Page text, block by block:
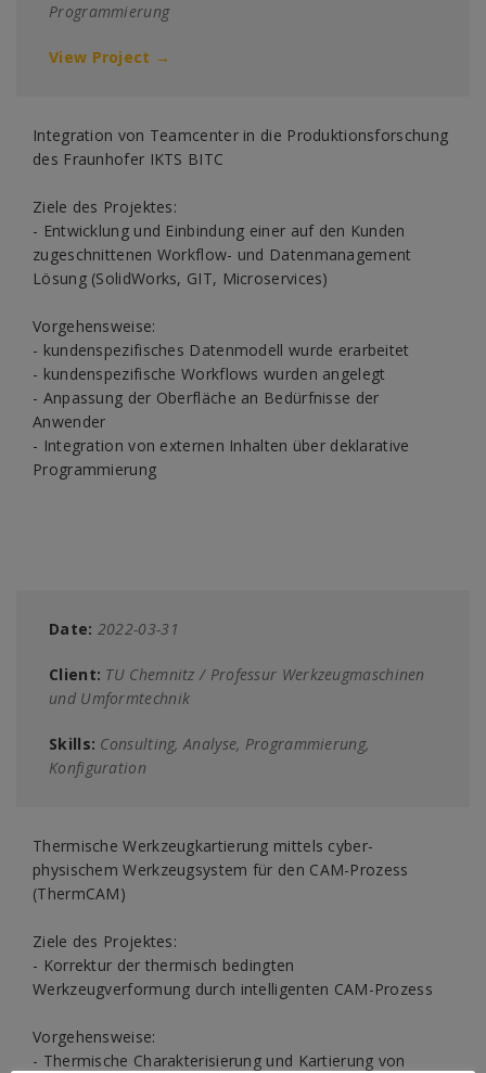
Programmierung
View Project →
Integration von Teamcenter in die Produktionsforschung
des Fraunhofer IKTS BITC
Ziele des Projektes:
- Entwicklung und Einbindung einer auf den Kunden
zugeschnittenen Workflow- und Datenmanagement
Lösung (SolidWorks, GIT, Microservices)
Vorgehensweise:
- kundenspezifisches Datenmodell wurde erarbeitet
- kundenspezifische Workflows wurden angelegt
- Anpassung der Oberfläche an Bedürfnisse der
Anwender
- Integration von externen Inhalten über deklarative
Programmierung
Date: 2022-03-31
Client: TU Chemnitz / Professur Werkzeugmaschinen
und Umformtechnik
Skills: Consulting, Analyse, Programmierung,
Konfiguration
Thermische Werkzeugkartierung mittels cyber-
physischem Werkzeugsystem für den CAM-Prozess
(ThermCAM)
Ziele des Projektes:
- Korrektur der thermisch bedingten
Werkzeugverformung durch intelligenten CAM-Prozess
Vorgehensweise:
- Thermische Charakterisierung und Kartierung von